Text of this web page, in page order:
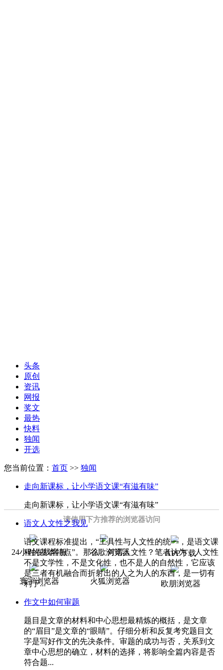
请使用下方推荐的浏览器访问
24小时在线客服 谷歌浏览器 APP下载
寰宇浏览器 火狐浏览器 欧朋浏览器
头条
原创
资讯
网报
奖文
最热
快料
独闻
开选
您当前位置： 首页 >> 独闻
走向新课标，让小学语文课“有滋有味”
走向新课标，让小学语文课“有滋有味”
语文人文性之我见
语文课程标准提出，“工具性与人文性的统一，是语文课
程的基本特点”。那么，何谓人文性？笔者认为，人文性
不是文学性，不是文化性，也不是人的自然性，它应该
是三者有机融合而折射出的人之为人的东西，是一切有
利于...
作文中如何审题
题目是文章的材料和中心思想最精炼的概括，是文章
的“眉目”是文章的“眼睛”。仔细分析和反复考究题目文
字是写好作文的先决条件。审题的成功与否，关系到文
章中心思想的确立，材料的选择，将影响全篇内容是否
符合题...